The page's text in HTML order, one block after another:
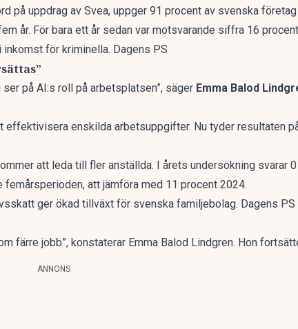
på uppdrag av Svea, uppger 91 procent av svenska
år. För bara ett år sedan var motsvarande siffra 16
inkomst för kriminella. Dagens PS
på AI:s roll på arbetsplatsen”, säger Emma Balod
effektivisera enskilda arbetsuppgifter. Nu tyder resultaten
att leda till fler anställda. I årets undersökning svarar
att jämföra med 11 procent 2024.
ger ökad tillväxt för svenska familjebolag. Dagens PS
färre jobb”, konstaterar Emma Balod Lindgren. Hon
ANNONS